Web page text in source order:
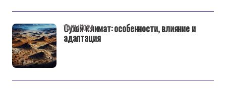
Сухой климат: особенности, влияние и
адаптация
10/11/2024